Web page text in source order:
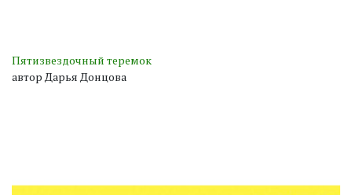
Пятизвездочный теремок
автор Дарья Донцова